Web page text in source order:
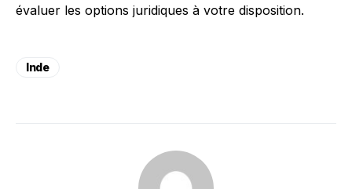
évaluer les options juridiques à votre disposition.
Inde